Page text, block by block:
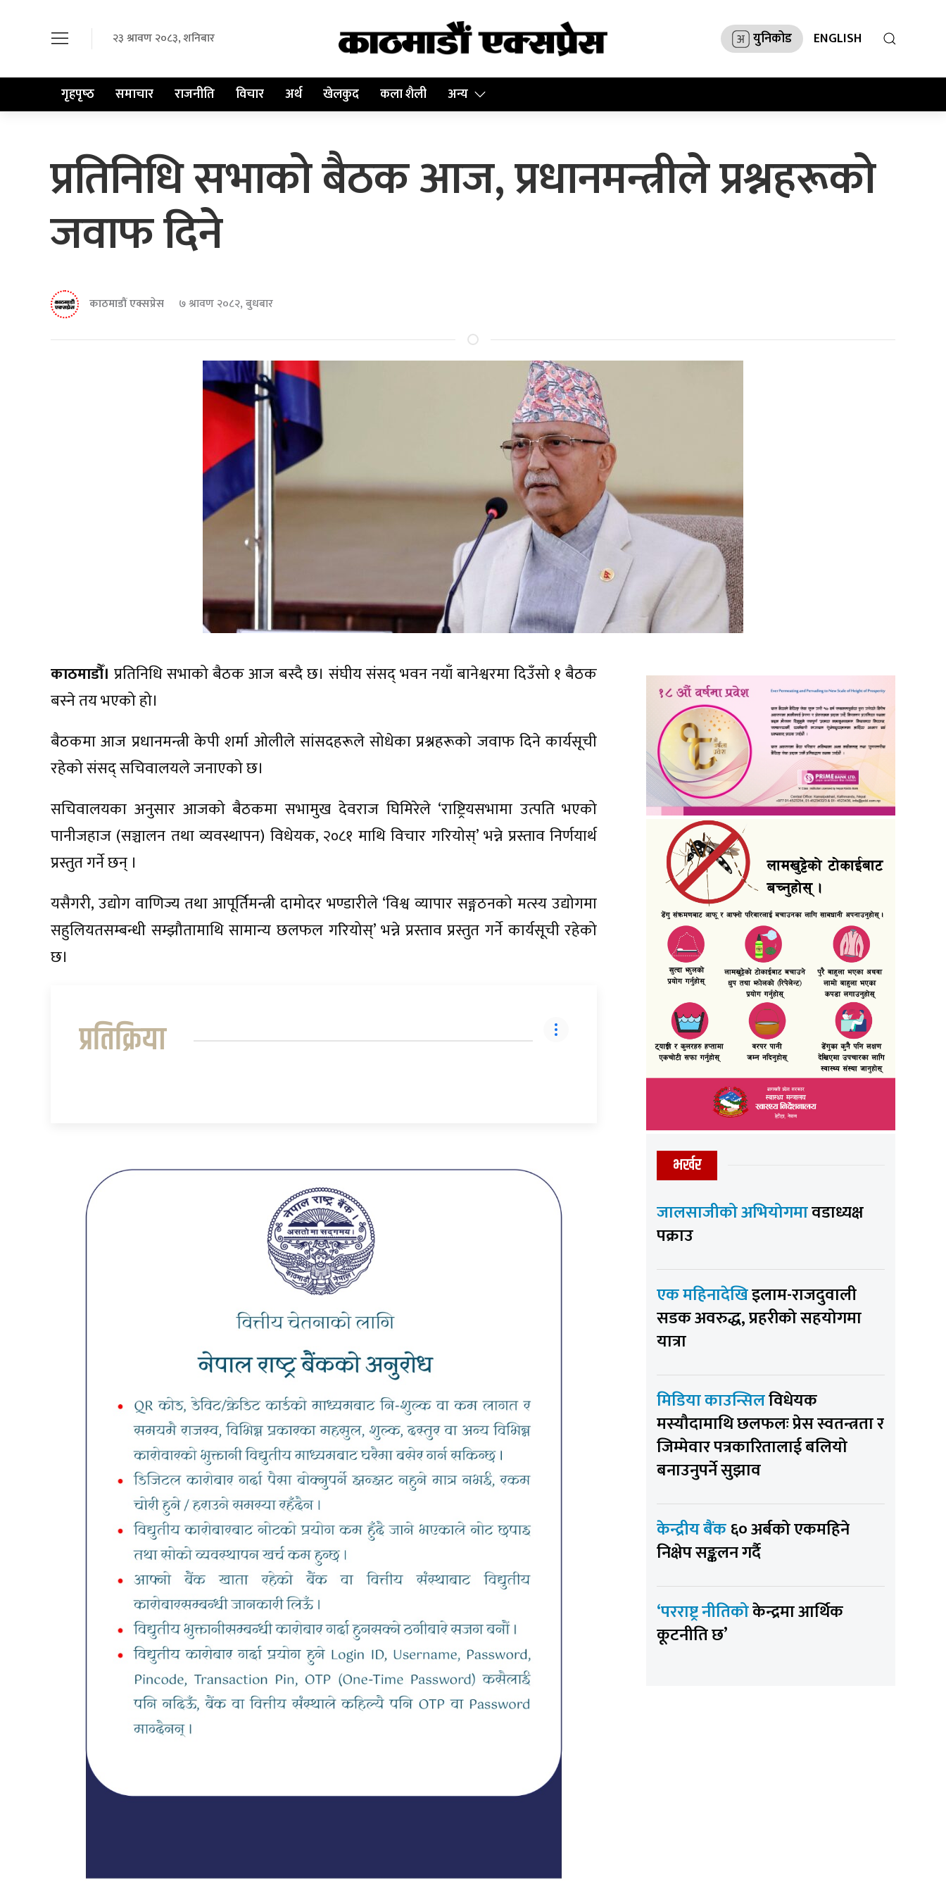
२३ श्रावण २०८३, शनिबार युनिकोड ENGLISH
गृहपृष्‍ठ समाचार राजनीति विचार अर्थ खेलकुद कला शैली अन्य
प्रतिनिधि सभाको बैठक आज, प्रधानमन्त्रीले प्रश्नहरूको
जवाफ दिने
काठमाडौं एक्सप्रेस ७ श्रावण २०८२, बुधबार
काठमाडौँ।प्रतिनिधि सभाको बैठक आज बस्दै छ। संघीय संसद् भवन नयाँ बानेश्वरमा दिउँसो १ बैठक
बस्ने तय भएको हो।
बैठकमा आज प्रधानमन्त्री केपी शर्मा ओलीले सांसदहरूले सोधेका प्रश्नहरूको जवाफ दिने कार्यसूची
रहेको संसद् सचिवालयले जनाएको छ।
सचिवालयका अनुसार आजको बैठकमा सभामुख देवराज घिमिरेले ‘राष्ट्रियसभामा उत्पति भएको
पानीजहाज (सञ्चालन तथा व्यवस्थापन) विधेयक, २०८१ माथि विचार गरियोस्’ भन्ने प्रस्ताव निर्णयार्थ
प्रस्तुत गर्ने छन् ।
यसैगरी, उद्योग वाणिज्य तथा आपूर्तिमन्त्री दामोदर भण्डारीले ‘विश्व व्यापार सङ्गठनको मत्स्य उद्योगमा
सहुलियतसम्बन्धी सम्झौतामाथि सामान्य छलफल गरियोस्’ भन्ने प्रस्ताव प्रस्तुत गर्ने कार्यसूची रहेको
छ।
प्रतिक्रिया
भर्खर
जालसाजीको अभियोगमावडाध्यक्ष
पक्राउ
एक महिनादेखिइलाम-राजदुवाली
सडक अवरुद्ध, प्रहरीको सहयोगमा
यात्रा
मिडिया काउन्सिलविधेयक
मस्यौदामाथि छलफलः प्रेस स्वतन्त्रता र
जिम्मेवार पत्रकारितालाई बलियो
बनाउनुपर्ने सुझाव
केन्द्रीय बैंक६० अर्बको एकमहिने
निक्षेप सङ्कलन गर्दै
‘परराष्ट्र नीतिकोकेन्द्रमा आर्थिक
कूटनीति छ’